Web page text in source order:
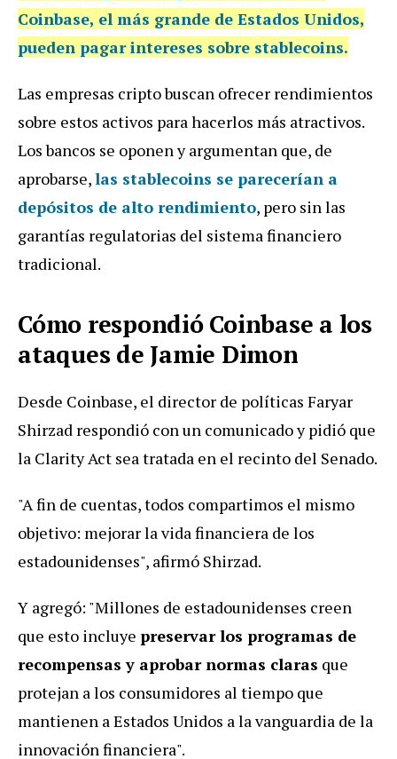
Coinbase, el más grande de Estados Unidos,
pueden pagar intereses sobre stablecoins.
Las empresas cripto buscan ofrecer rendimientos
sobre estos activos para hacerlos más atractivos.
Los bancos se oponen y argumentan que, de
aprobarse,las stablecoins se parecerían a
depósitos de alto rendimiento, pero sin las
garantías regulatorias del sistema financiero
tradicional.
Cómo respondió Coinbase a los
ataques de Jamie Dimon
Desde Coinbase, el director de políticas Faryar
Shirzad respondió con un comunicado y pidió que
la Clarity Act sea tratada en el recinto del Senado.
"A fin de cuentas, todos compartimos el mismo
objetivo: mejorar la vida financiera de los
estadounidenses", afirmó Shirzad.
Y agregó: "Millones de estadounidenses creen
que esto incluye preservar los programas de
recompensas y aprobar normas claras que
protejan a los consumidores al tiempo que
mantienen a Estados Unidos a la vanguardia de la
innovación financiera".